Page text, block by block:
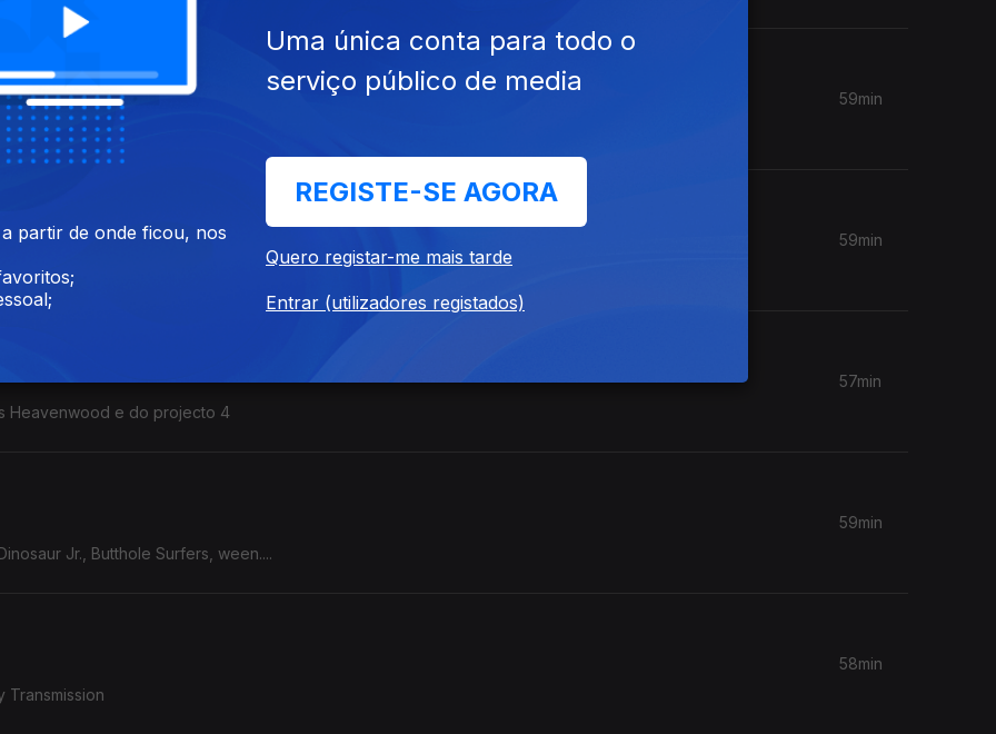
Adult., Deade Pioners, Mike ...
59min
We Bless This Mess, Honestav, Jack Kays, Dinosaur Jr....
59min
Heavenwood e do projecto 4
57min
Jr., Butthole Surfers, ween....
59min
Transmission
58min
partir de onde ficou, nos
Uma única conta para todo o
serviço público de media
REGISTE-SE AGORA
Quero registar-me mais tarde
Entrar (utilizadores registados)